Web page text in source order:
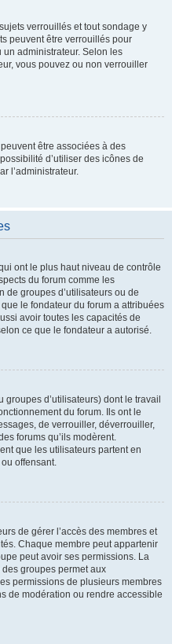
verrouillés et tout sondage y
peuvent être verrouillés pour
administrateur. Selon les
vous pouvez ou non verrouiller
être associées à des
d’utiliser des icônes de
l’administrateur.
ont le plus haut niveau de contrôle
du forum comme les
de groupes d’utilisateurs ou de
le fondateur du forum a attribuées
avoir toutes les capacités de
ce que le fondateur a autorisé.
d’utilisateurs) dont le travail
du forum. Ils ont le
de verrouiller, déverrouiller,
forums qu’ils modèrent.
que les utilisateurs partent en
offensant.
de gérer l’accès des membres et
Chaque membre peut appartenir
peut avoir ses permissions. La
groupes permet aux
permissions de plusieurs membres
de modération ou rendre accessible